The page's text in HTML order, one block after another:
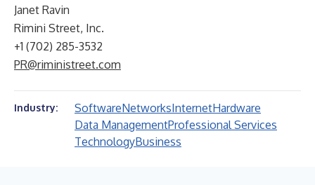
Janet Ravin
Rimini Street, Inc.
+1 (702) 285-3532
PR@riministreet.com
Industry: SoftwareNetworksInternetHardware
Data ManagementProfessional Services
TechnologyBusiness